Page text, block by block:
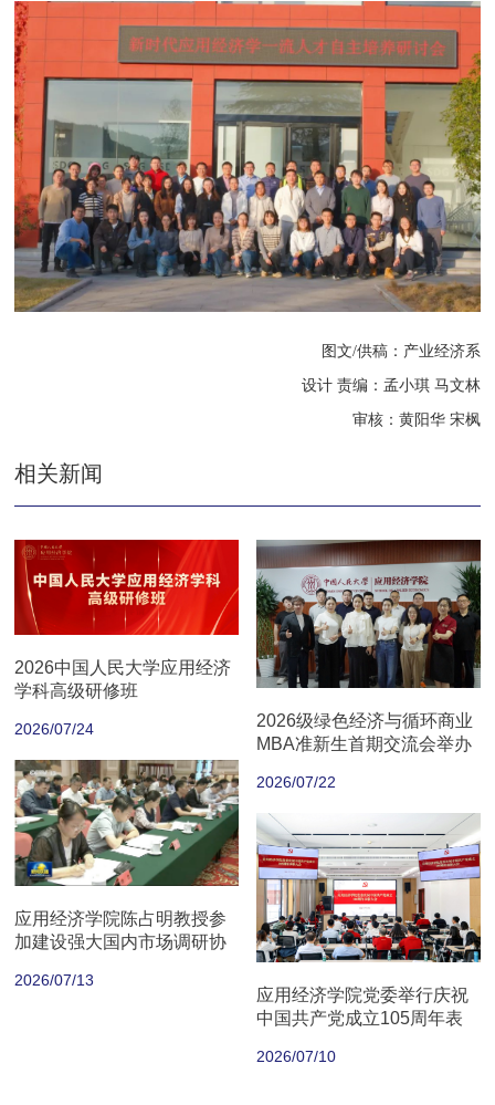
图文/供稿：产业经济系
设计 责编：孟小琪 马文林
审核： 黄阳华宋枫
相关新闻
2026中国人民大学应用经济
学科高级研修班
2026/07/24
2026级绿色经济与循环商业
MBA准新生首期交流会举办
2026/07/22
应用经济学院陈占明教授参
加建设强大国内市场调研协
2026/07/13
应用经济学院党委举行庆祝
中国共产党成立105周年表
2026/07/10